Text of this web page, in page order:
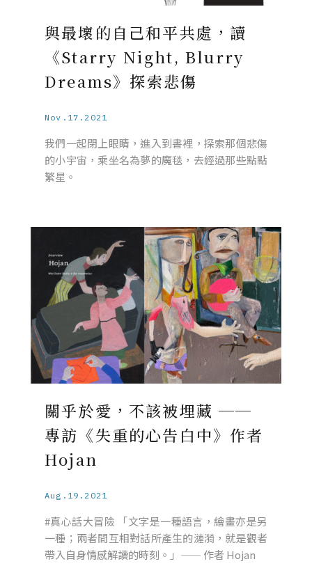
與最壞的自己和平共處，讀
《Starry Night, Blurry
Dreams》探索悲傷
Nov.17.2021
我們一起閉上眼睛，進入到書裡，探索那個悲傷
的小宇宙，乘坐名為夢的魔毯，去經過那些點點
繁星。
關乎於愛，不該被埋藏 ──
專訪《失重的心告白中》作者
Hojan
Aug.19.2021
#真心話大冒險 「⽂字是⼀種語⾔，繪畫亦是另
一種；兩者間互相對話所產⽣的漣漪，就是觀者
帶入自身情感解讀的時刻。」—— 作者 Hojan